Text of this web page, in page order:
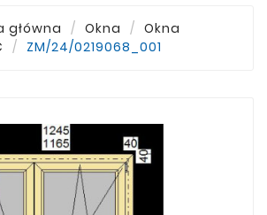
główna Okna
Okna
ZM/24/0219068_001